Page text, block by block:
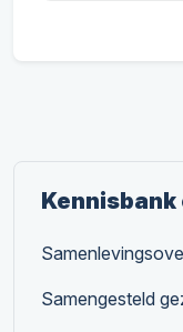
Samengesteld